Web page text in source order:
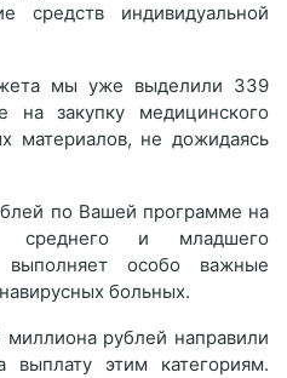
средств индивидуальной
мы уже выделили 339
на закупку медицинского
материалов, не дожидаясь
по Вашей программе на
среднего и младшего
выполняет особо важные
больных.
рублей направили
этим категориям.